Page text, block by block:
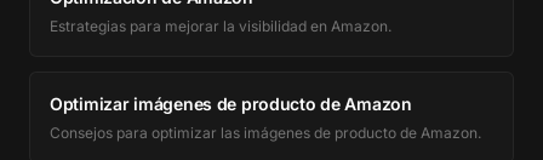
Estrategias para mejorar la visibilidad en Amazon.
Optimizar imágenes de producto de Amazon
Consejos para optimizar las imágenes de producto de Amazon.